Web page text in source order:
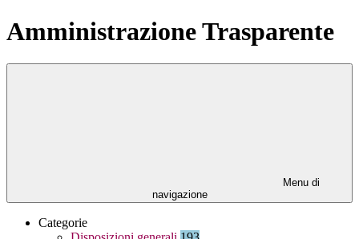
Amministrazione Trasparente
Menu di
navigazione
Categorie